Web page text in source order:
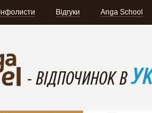
Інфолисти Відгуки Anga School
- ВІДПОЧИНОК В